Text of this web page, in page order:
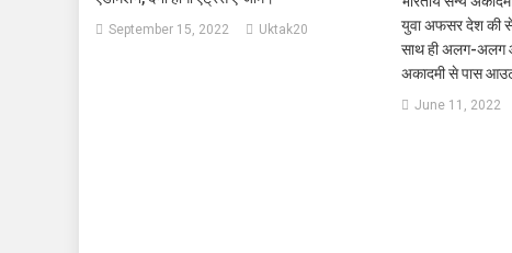
September 15, 2022 Uktak20
युवा अफसर देश की
साथ ही अलग-अलग
अकादमी से पास
June 11, 2022